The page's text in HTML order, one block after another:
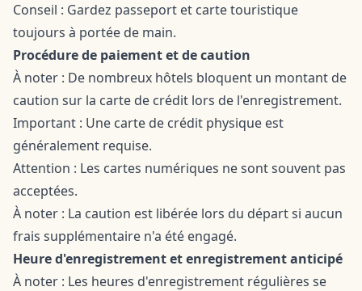
Conseil : Gardez passeport et carte touristique
toujours à portée de main.
Procédure de paiement et de caution
À noter : De nombreux hôtels bloquent un montant de
caution sur la carte de crédit lors de l'enregistrement.
Important : Une carte de crédit physique est
généralement requise.
Attention : Les cartes numériques ne sont souvent pas
acceptées.
À noter : La caution est libérée lors du départ si aucun
frais supplémentaire n'a été engagé.
Heure d'enregistrement et enregistrement anticipé
À noter : Les heures d'enregistrement régulières se